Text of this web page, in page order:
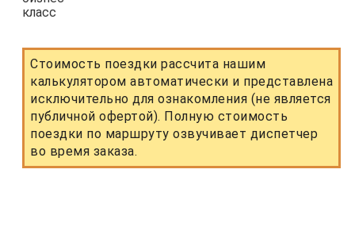
Стоимость поездки рассчита нашим
калькулятором автоматически и представлена
исключительно для ознакомления (не является
публичной офертой). Полную стоимость
поездки по маршруту озвучивает диспетчер
во время заказа.